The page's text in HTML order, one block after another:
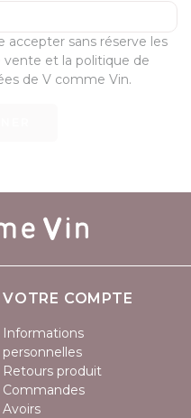
accepter sans réserve les
vente et la politique de
de V comme Vin.
VOTRE COMPTE
Informations
personnelles
Retours produit
Commandes
Avoirs